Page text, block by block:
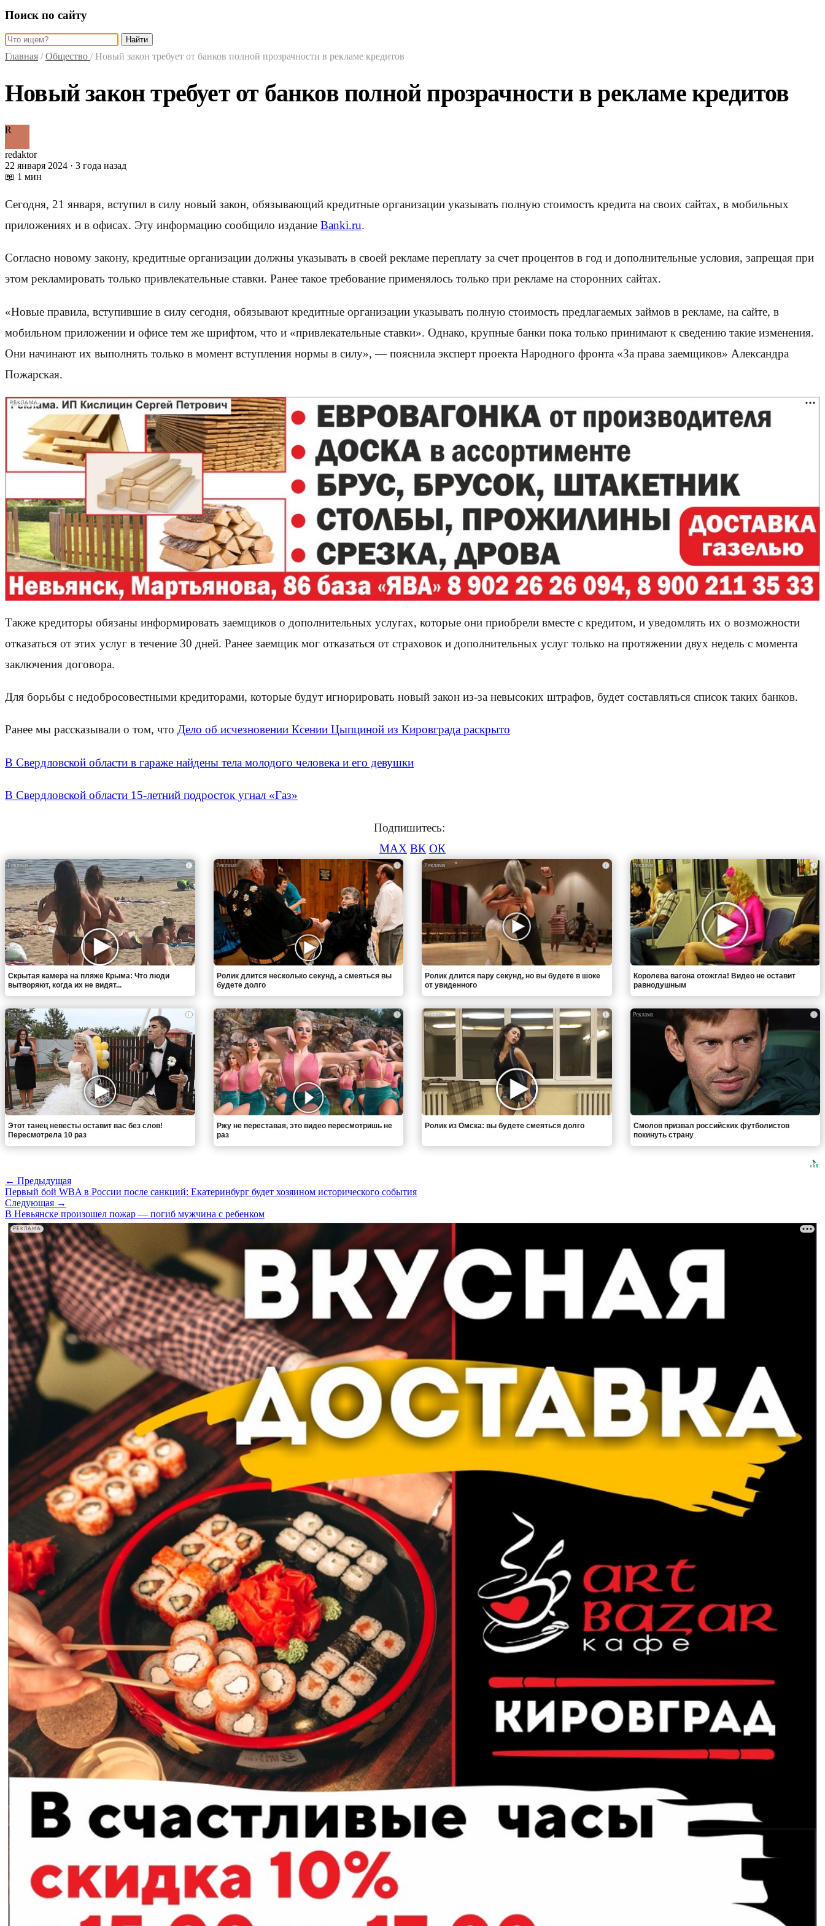
Поиск по сайту
Найти
Главная / Общество / Новый закон требует от банков полной прозрачности в рекламе кредитов
Новый закон требует от банков полной прозрачности в рекламе кредитов
R
redaktor
22 января 2024 · 3 года назад
📖 1 мин
Сегодня, 21 января, вступил в силу новый закон, обязывающий кредитные организации указывать полную стоимость кредита на своих сайтах, в мобильных
приложениях и в офисах. Эту информацию сообщило издание Banki.ru.
Согласно новому закону, кредитные организации должны указывать в своей рекламе переплату за счет процентов в год и дополнительные условия, запрещая при
этом рекламировать только привлекательные ставки. Ранее такое требование применялось только при рекламе на сторонних сайтах.
«Новые правила, вступившие в силу сегодня, обязывают кредитные организации указывать полную стоимость предлагаемых займов в рекламе, на сайте, в
мобильном приложении и офисе тем же шрифтом, что и «привлекательные ставки». Однако, крупные банки пока только принимают к сведению такие изменения.
Они начинают их выполнять только в момент вступления нормы в силу», — пояснила эксперт проекта Народного фронта «За права заемщиков» Александра
Пожарская.
РЕКЛАМА
Также кредиторы обязаны информировать заемщиков о дополнительных услугах, которые они приобрели вместе с кредитом, и уведомлять их о возможности
отказаться от этих услуг в течение 30 дней. Ранее заемщик мог отказаться от страховок и дополнительных услуг только на протяжении двух недель с момента
заключения договора.
Для борьбы с недобросовестными кредиторами, которые будут игнорировать новый закон из-за невысоких штрафов, будет составляться список таких банков.
Ранее мы рассказывали о том, что Дело об исчезновении Ксении Цыпциной из Кировграда раскрыто
В Свердловской области в гараже найдены тела молодого человека и его девушки
В Свердловской области 15-летний подросток угнал «Газ»
Подпишитесь:
MAX ВК ОК
i
Скрытая камера на пляже Крыма: Что люди
вытворяют, когда их не видят...
i
Ролик длится несколько секунд, а смеяться вы
будете долго
i
Ролик длится пару секунд, но вы будете в шоке
от увиденного
i
Королева вагона отожгла! Видео не оставит
равнодушным
i
Этот танец невесты оставит вас без слов!
Пересмотрела 10 раз
i
Ржу не переставая, это видео пересмотришь не
раз
i
Ролик из Омска: вы будете смеяться долго
i
Смолов призвал российских футболистов
покинуть страну
← Предыдущая
Первый бой WBA в России после санкций: Екатеринбург будет хозяином исторического события
Следующая →
В Невьянске произошел пожар — погиб мужчина с ребенком
РЕКЛАМА